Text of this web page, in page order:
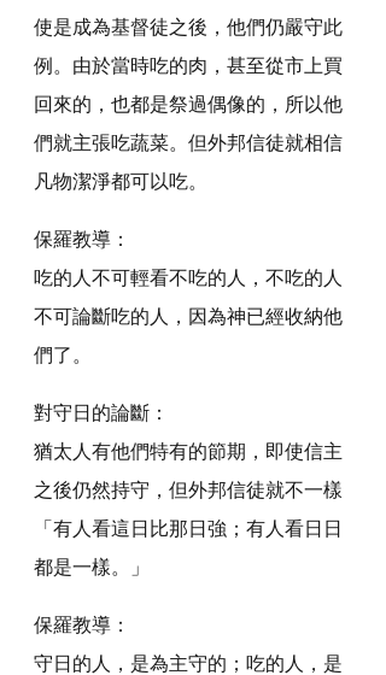
使是成為基督徒之後，他們仍嚴守此
例。由於當時吃的肉，甚至從市上買
回來的，也都是祭過偶像的，所以他
們就主張吃蔬菜。但外邦信徒就相信
凡物潔淨都可以吃。
保羅教導：
吃的人不可輕看不吃的人，不吃的人
不可論斷吃的人，因為神已經收納他
們了。
對守日的論斷：
猶太人有他們特有的節期，即使信主
之後仍然持守，但外邦信徒就不一樣
「有人看這日比那日強；有人看日日
都是一樣。」
保羅教導：
守日的人，是為主守的；吃的人，是